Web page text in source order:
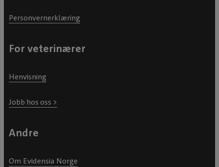
Personvernerklæring
For veterinærer
Henvisning
Jobb hos oss >
Andre
Om Evidensia Norge